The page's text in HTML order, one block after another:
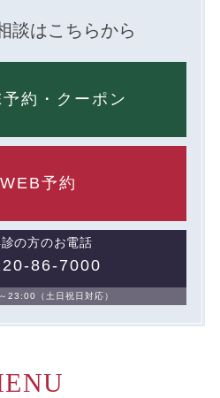
談はこちらから
約 ・クーポン
WEB予約
の方のお電話
86-7000
23:00（土日祝日対応）